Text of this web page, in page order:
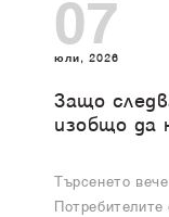
07
юли, 2026
Защо
изобщо да
Търсенето